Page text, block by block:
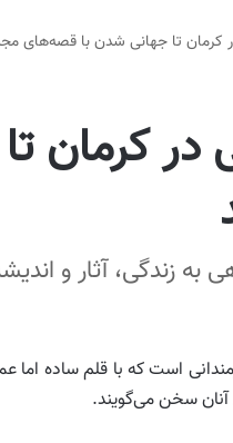
کرمان تا جهانی شدن با قصه‌های
در کرمان
به زندگی، آثار و
است که با قلم ساده اما
آنان سخن می‌گویند.